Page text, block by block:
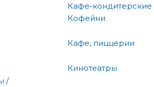
/
Кафе-кондитерские
Кофейни
Кафе, пиццерии
Кинотеатры